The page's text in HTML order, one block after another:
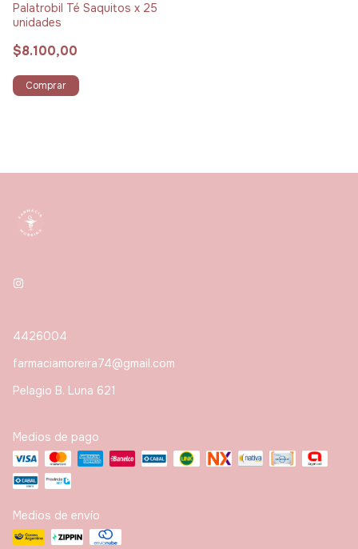
Palatrobil Té Saquitos x 25
unidades
$8.100,00
Comprar
4426004
farmaciamoreira74@gmail.com
Pelagio B. Luna 621
Medios de pago
Medios de envío